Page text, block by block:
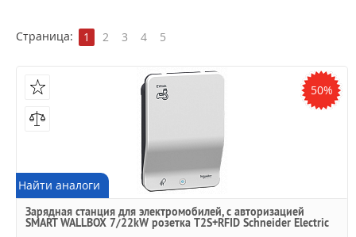
Страница: 1 2 3 4 5
50%
Найти аналоги
Зарядная станция для электромобилей, с авторизацией
SMART WALLBOX 7/22kW розетка T2S+RFID Schneider Electric